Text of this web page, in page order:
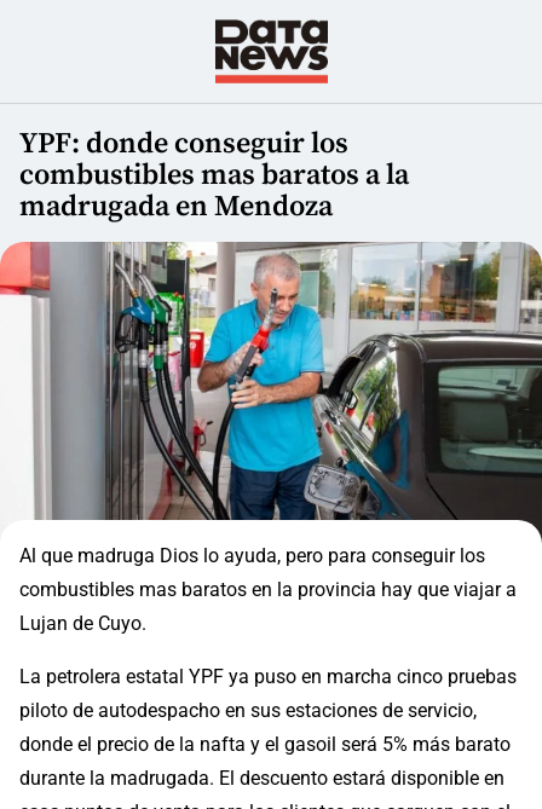
YPF: donde conseguir los
combustibles mas baratos a la
madrugada en Mendoza
Al que madruga Dios lo ayuda, pero para conseguir los
combustibles mas baratos en la provincia hay que viajar a
Lujan de Cuyo.
La petrolera estatal YPF ya puso en marcha cinco pruebas
piloto de autodespacho en sus estaciones de servicio,
donde el precio de la nafta y el gasoil será 5% más barato
durante la madrugada. El descuento estará disponible en